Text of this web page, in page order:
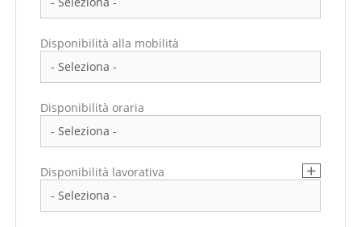
Disponibilità alla mobilità
Disponibilità oraria
Disponibilità lavorativa